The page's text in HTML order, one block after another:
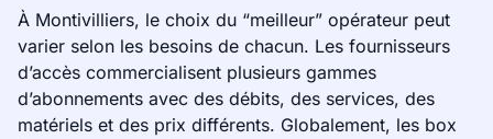
À Montivilliers, le choix du “meilleur” opérateur peut
varier selon les besoins de chacun. Les fournisseurs
d’accès commercialisent plusieurs gammes
d’abonnements avec des débits, des services, des
matériels et des prix différents. Globalement, les box